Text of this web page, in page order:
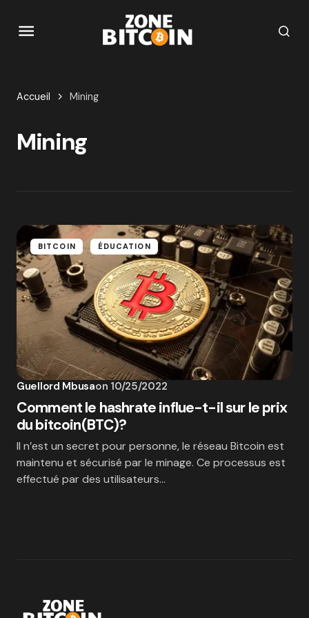
Accueil Mining
Mining
BITCOIN ÉDUCATION
Guellord Mbusaon 10/25/2022
Comment le hashrate influe-t-il sur le prix
du bitcoin(BTC)?
Il n’est un secret pour personne, le réseau Bitcoin est
maintenu et sécurisé par le minage. Ce processus est
effectué par des utilisateurs…